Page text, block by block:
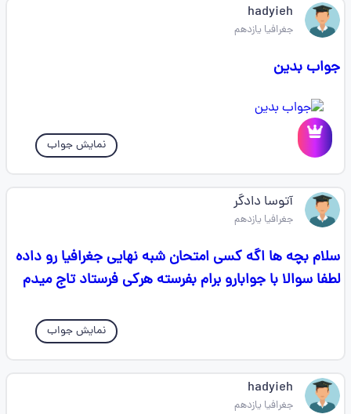
hadyieh
جغرافیا یازدهم
جواب بدین
نمایش جواب
آتوسا دادگر
جغرافیا یازدهم
سلام بچه ها اگه کسی امتحان شبه نهایی جغرافیا رو داده
لطفا سوالا با جوابارو برام بفرسته هرکی فرستاد تاج میدم
نمایش جواب
hadyieh
جغرافیا یازدهم